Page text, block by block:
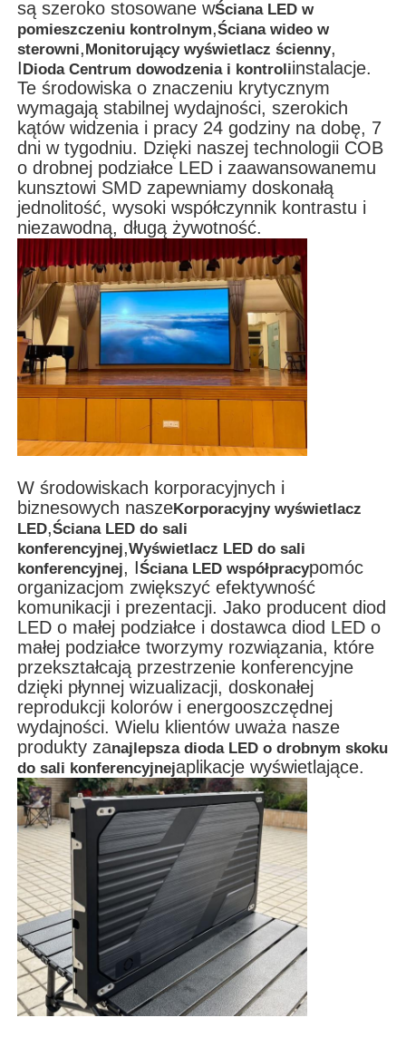
Ekran LED SMD
Płyty wyświetleniowe LED zewnętrzne
Zewnętrzny billboard ledowy
są szeroko stosowane wŚciana LED w
pomieszczeniu kontrolnym,Ściana wideo w
sterowni,Monitorujący wyświetlacz ścienny,
IDioda Centrum dowodzenia i kontroliinstalacje.
Te środowiska o znaczeniu krytycznym
wymagają stabilnej wydajności, szerokich
kątów widzenia i pracy 24 godziny na dobę, 7
dni w tygodniu. Dzięki naszej technologii COB
o drobnej podziałce LED i zaawansowanemu
kunsztowi SMD zapewniamy doskonałą
jednolitość, wysoki współczynnik kontrastu i
niezawodną, ​​długą żywotność.
W środowiskach korporacyjnych i
biznesowych naszeKorporacyjny wyświetlacz
LED,Ściana LED do sali
konferencyjnej,Wyświetlacz LED do sali
konferencyjnej, IŚciana LED współpracypomóc
organizacjom zwiększyć efektywność
komunikacji i prezentacji. Jako producent diod
LED o małej podziałce i dostawca diod LED o
małej podziałce tworzymy rozwiązania, które
przekształcają przestrzenie konferencyjne
dzięki płynnej wizualizacji, doskonałej
reprodukcji kolorów i energooszczędnej
wydajności. Wielu klientów uważa nasze
produkty zanajlepsza dioda LED o drobnym skoku
do sali konferencyjnejaplikacje wyświetlające.